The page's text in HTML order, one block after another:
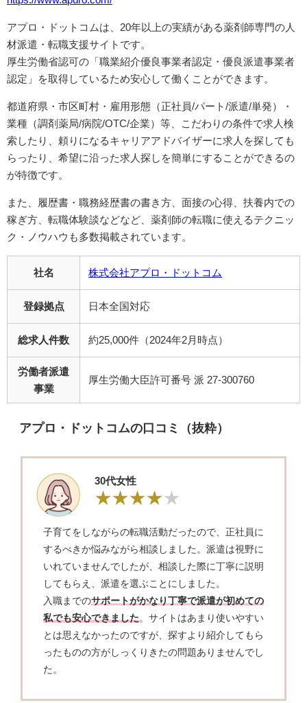
アプロ・ドットコムは、 20年以上の実績がある薬剤師専門の 人
材派遣・転職支援サイトです。
厚生労働省認可の「職業紹介優良事業者認定・優良派遣事業者
認定」を取得しているため安心して働くことができます。
都道府県・市区町村・雇用形態（正社員/パート/派遣/単発）・
業種（調剤薬局/病院/OTC/企業）等、こだわりの条件で求人検
索したり、頼りになるキャリアアドバイザーに求人を探しても
らったり、希望に沿った求人探しを簡単にすることができるの
が特徴です。
また、
履歴書・職務経歴書の書き方、面接の心得、扶養内での
稼ぎ方、転職体験談などなど、薬剤師の転職に使えるテクニッ
ク・ノウハウも多数掲載されています。
社名 株式会社アプロ・ドットコム
登録拠点 日本全国対応
総求人件数 約25,000件（2024年2月時点）
労働者派遣
事業
厚生労働大臣許可番号 派 27-300760
アプロ・ドットコムの口コミ（抜粋）
30代女性
子育てをしながらの転職活動だったので、正社員に
するべきか悩みながら相談しました。派遣は視野に
いれていませんでしたが、相談した際に丁寧に説明
してもらえ、派遣を選ぶことにしました。
入職までのサポートがかなり丁寧で派遣が初めての
私でも安心できました。サイトはあまり使いやすい
とは思えなかったのですが、探すより紹介してもら
ったものの方がしっくりきたの問題ありませんでし
た。